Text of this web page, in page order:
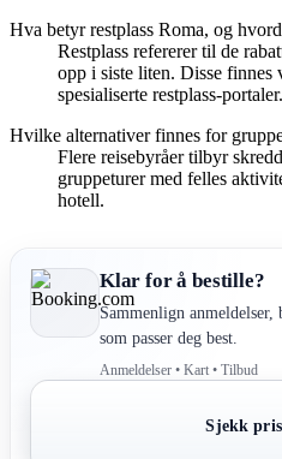
Hva betyr restplass Roma, og
Restplass refererer til de
opp i siste liten. Disse finnes
spesialiserte restplass-portaler.
Hvilke alternativer finnes for
Flere reisebyråer tilbyr
gruppeturer med felles
hotell.
Klar for å bestille?
Sammenlign
som passer deg best.
Anmeldelser • Kart • Tilbud
Sjekk